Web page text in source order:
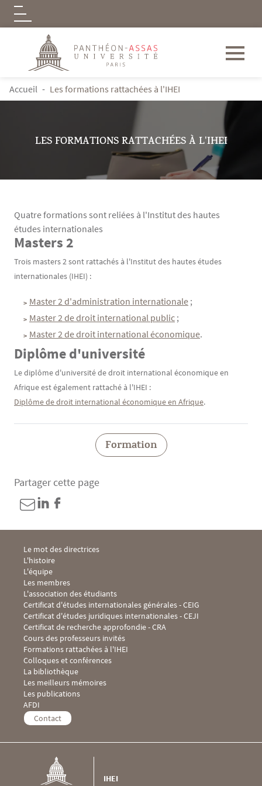
Aller au contenu principal
Logo
FIL D'ARIANE
Accueil Les formations rattachées à l'IHEI
LES FORMATIONS RATTACHÉES À L'IHEI
Quatre formations sont reliées à l'Institut des hautes
études internationales
Contenu
Texte
Masters 2
Trois masters 2 sont rattachés à l'Institut des hautes études
internationales (IHEI) :
Master 2 d'administration internationale ;
Master 2 de droit international public ;
Master 2 de droit international économique.
Diplôme d'université
Le diplôme d'université de droit international économique en
Afrique est également rattaché à l'IHEI :
Diplôme de droit international économique en Afrique.
Formation
Partager cette page
Menu Footer IHEI 1
Le mot des directrices
L'histoire
L'équipe
Les membres
L'association des étudiants
Menu Footer IHEI 2
Certificat d'études internationales générales - CEIG
Certificat d'études juridiques internationales - CEJI
Certificat de recherche approfondie - CRA
Cours des professeurs invités
Formations rattachées à l'IHEI
Menu Footer IHEI 3
Colloques et conférences
La bibliothèque
Les meilleurs mémoires
Les publications
Menu Footer IHEI 4
AFDI
Contact
IHEI